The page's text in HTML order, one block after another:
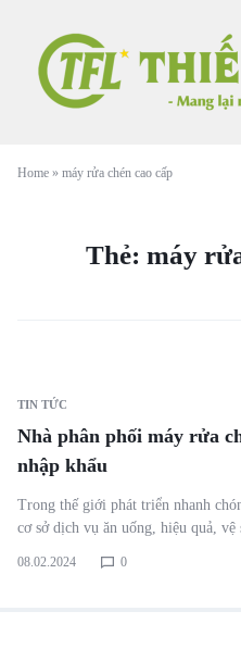
Home » máy rửa chén cao cấp
Thẻ: máy
TIN TỨC
Nhà phân phối máy rửa
nhập khẩu
Trong thế giới phát triển nhanh
cơ sở dịch vụ ăn uống, hiệu quả,
08.02.2024 0